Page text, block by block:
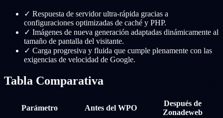
✓ Respuesta de servidor ultra-rápida gracias a
configuraciones optimizadas de caché y PHP.
✓ Imágenes de nueva generación adaptadas dinámicamente al
tamaño de pantalla del visitante.
✓ Carga progresiva y fluida que cumple plenamente con las
exigencias de velocidad de Google.
Tabla Comparativa
Parámetro Antes del WPO
Después de
Zonadeweb